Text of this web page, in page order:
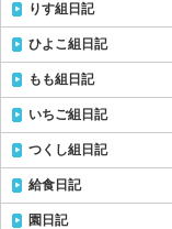
りす組日記
ひよこ組日記
もも組日記
いちご組日記
つくし組日記
給食日記
園日記